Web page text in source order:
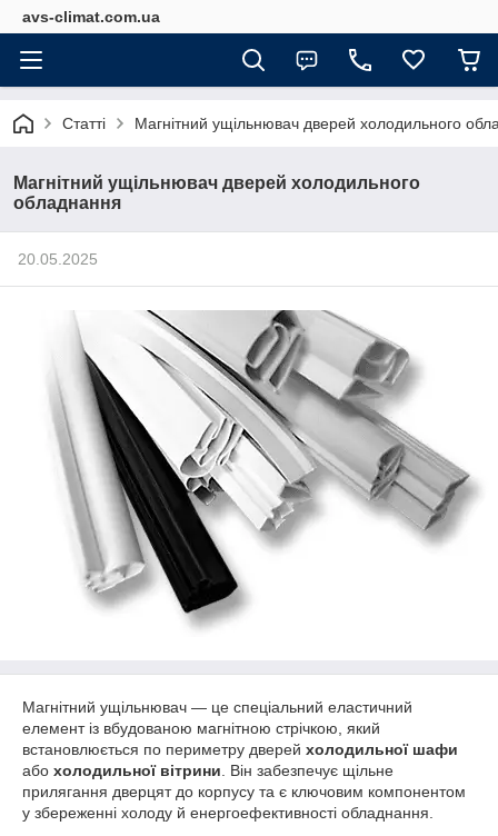
avs-climat.com.ua
Статті Магнітний ущільнювач дверей холодильного
Магнітний ущільнювач дверей холодильного
обладнання
20.05.2025
Магнітний ущільнювач — це спеціальний еластичний
елемент із вбудованою магнітною стрічкою, який
встановлюється по периметру дверей холодильної шафи
або холодильної вітрини . Він забезпечує щільне
прилягання дверцят до корпусу та є ключовим компонентом
у збереженні холоду й енергоефективності обладнання.